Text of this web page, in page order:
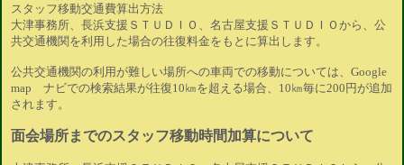
スタッフ移動交通費算出方法
大津事務所、長浜支援ＳＴＵＤＩＯ、名古屋支援ＳＴＵＤＩＯから、公
共交通機関を利用した場合の往復料金をもとに算出します。
公共交通機関の利用が難しい場所への車両での移動については、Google
map ナビでの検索結果が往復10㎞を超える場合、10㎞毎に200円が追加
されます。
面会場所までのスタッフ移動時間加算について